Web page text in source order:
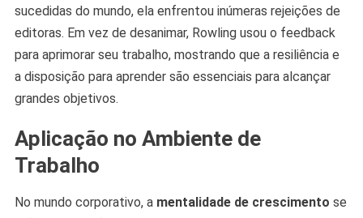
sucedidas do mundo, ela enfrentou inúmeras rejeições de
editoras. Em vez de desanimar, Rowling usou o feedback
para aprimorar seu trabalho, mostrando que a resiliência e
a disposição para aprender são essenciais para alcançar
grandes objetivos.
Aplicação no Ambiente de
Trabalho
No mundo corporativo, a mentalidade de crescimento se